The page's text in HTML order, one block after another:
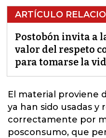
ARTÍCULO
Postobón invita a
valor del respeto
para tomarse la
El material proviene
ya han sido usadas y
correctamente por
posconsumo, que